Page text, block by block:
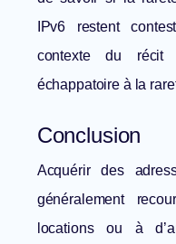
IPv6 restent
contexte du récit
échappatoire à la
Conclusion
Acquérir des
généralement
locations ou à